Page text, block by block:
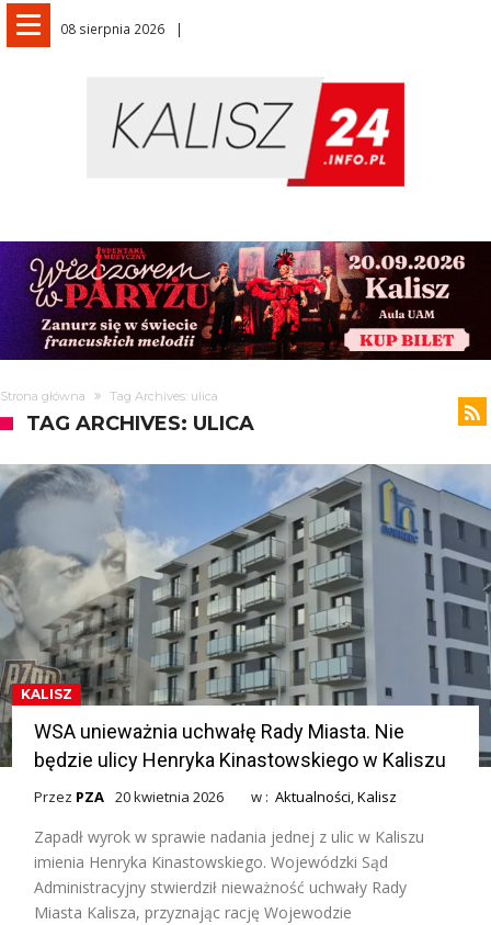
08 sierpnia 2026
Strona główna Tag Archives: ulica
TAG ARCHIVES: ULICA
KALISZ
WSA unieważnia uchwałę Rady Miasta. Nie
będzie ulicy Henryka Kinastowskiego w Kaliszu
Przez PZA 20 kwietnia 2026 w :Aktualności,Kalisz
Zapadł wyrok w sprawie nadania jednej z ulic w Kaliszu
imienia Henryka Kinastowskiego. Wojewódzki Sąd
Administracyjny stwierdził nieważność uchwały Rady
Miasta Kalisza, przyznając rację Wojewodzie